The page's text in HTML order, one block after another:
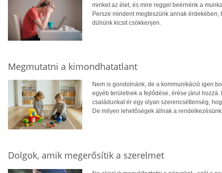
minket az élet, és mire reggel beérnénk a
Persze mindent megteszünk annak
dühünk kicsit csökkenjen.
Megmutatni a kimondhatatlant
Nem is gondolnánk, de a kommunikáció igen
egyéb területnek a fejlődése, érése járul
családunkat ér egy olyan szerencsétlenség,
De milyen lehetőségek állnak a
Dolgok, amik megerősítik a szerelmet